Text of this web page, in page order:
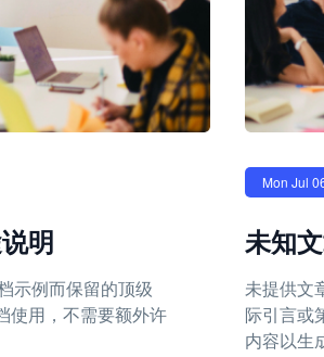
明
示例而保留的顶级
使用，不需要额外许
Mon Jul
未知
未提供文
际引言或
内容以生